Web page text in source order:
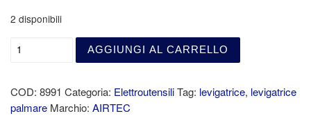
2 disponibili
AGGIUNGI AL CARRELLO
COD: 8991 Categoria: ElettroutensiliTag: levigatrice, levigatrice
palmare Marchio: AIRTEC